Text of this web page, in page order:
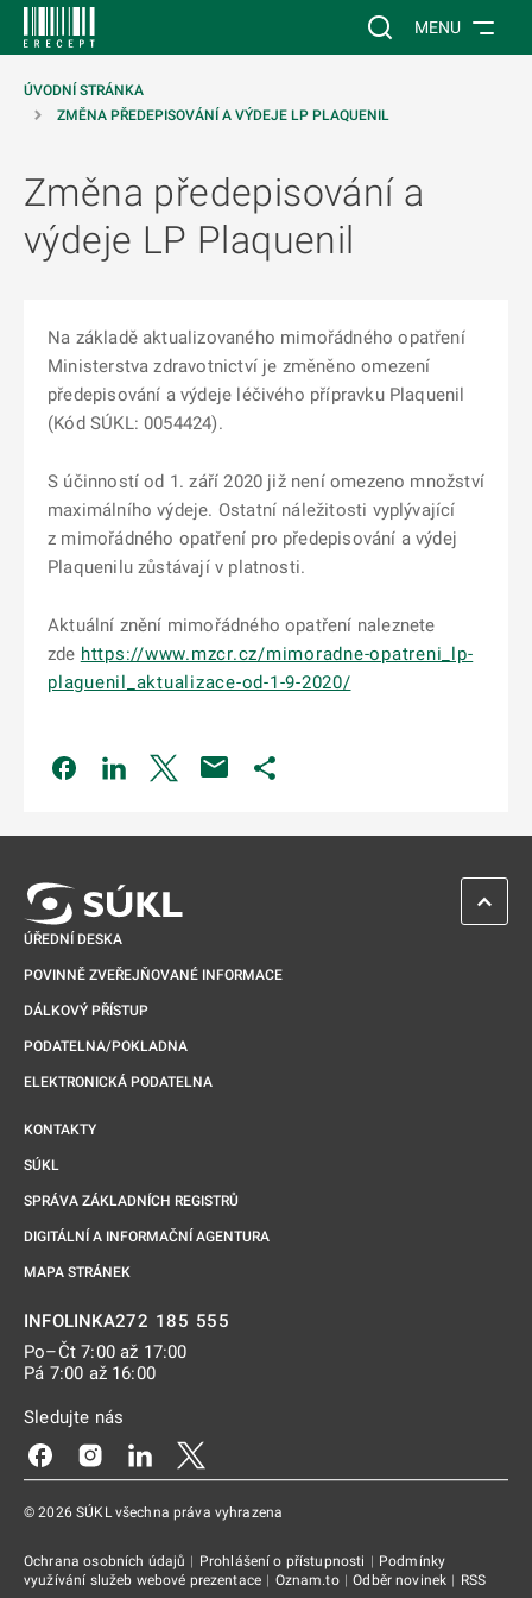
Vyhledávání na
MENU
ÚVODNÍ STRÁNKA
ZMĚNA PŘEDEPISOVÁNÍ A VÝDEJE LP PLAQUENIL
Změna předepisování a
výdeje LP Plaquenil
Na základě aktualizovaného mimořádného opatření
Ministerstva zdravotnictví je změněno omezení
předepisování a výdeje léčivého přípravku Plaquenil
(Kód SÚKL: 0054424).
S účinností od 1. září 2020 již není omezeno množství
maximálního výdeje. Ostatní náležitosti vyplývající
z mimořádného opatření pro předepisování a výdej
Plaquenilu zůstávají v platnosti.
Aktuální znění mimořádného opatření naleznete
zde https://www.mzcr.cz/mimoradne-opatreni_lp-
plaguenil_aktualizace-od-1-9-2020/
Odkaz se otevře na nové kartě
Odkaz se otevře na nové kartě
Odkaz se otevře na nové kartě
ÚŘEDNÍ DESKA
POVINNĚ ZVEŘEJŇOVANÉ INFORMACE
DÁLKOVÝ PŘÍSTUP
PODATELNA/POKLADNA
ELEKTRONICKÁ PODATELNA
KONTAKTY
SÚKL
SPRÁVA ZÁKLADNÍCH REGISTRŮ
DIGITÁLNÍ A INFORMAČNÍ AGENTURA
MAPA STRÁNEK
INFOLINKA272 185 555
Po–Čt 7:00 až 17:00
Pá 7:00 až 16:00
Sledujte nás
Odkaz se otevře na nové kartě
Odkaz se otevře na nové kartě
Odkaz se otevře na nové kartě
© 2026 SÚKL všechna práva vyhrazena
Ochrana osobních údajů | Prohlášení o přístupnosti | Podmínky
využívání služeb webové prezentace | Oznam.to | Odběr novinek | RSS
ZPĚT